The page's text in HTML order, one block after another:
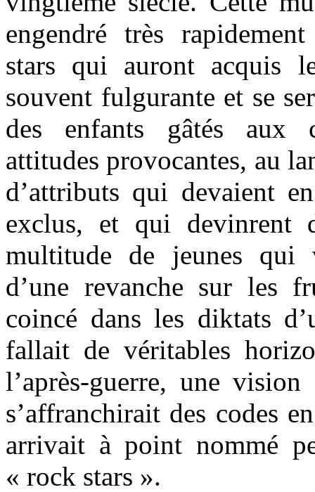
engendré très
stars qui auront acquis
souvent fulgurante et se
des enfants gâtés aux
attitudes provocantes, au
d’attributs qui devaient
exclus, et qui devinrent
multitude de jeunes qui
d’une revanche sur les
coincé dans les diktats
fallait de véritables
l’après-guerre, une
s’affranchirait des codes
arrivait à point nommé
« rock stars ».